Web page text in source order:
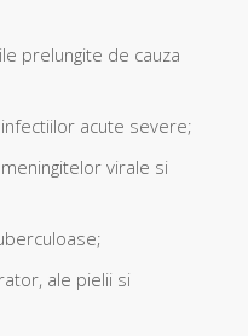
prelungite de cauza
acute severe;
virale si
ale pielii si